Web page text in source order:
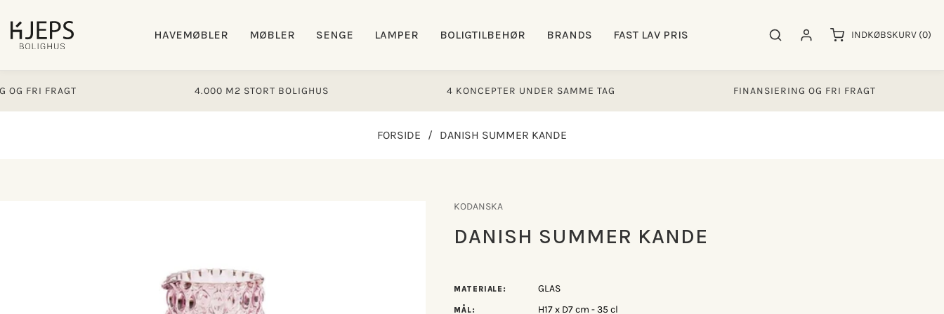
indhold
HAVEMØBLER MØBLER SENGE LAMPER BOLIGTILBEHØR BRANDS FAST LAV PRIS SøgeresultaterLog ind INDKØBSKURV (0)
varer
FRAGT 4.000 M2 STORT BOLIGHUS 4 KONCEPTER UNDER SAMME TAG FINANSIERING OG FRI FRAGT
FORSIDE / DANISH SUMMER KANDE
KODANSKA
DANISH SUMMER KANDE
MATERIALE: GLAS
MÅL: H17 x D7 cm - 35 cl